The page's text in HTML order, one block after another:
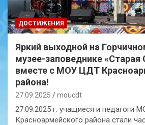
ДОСТИЖЕНИЯ
Яркий выходной на
музее-заповеднике «Старая
вместе с МОУ ЦДТ
района!
27.09.2025 moucdt
27.09.2025 г. учащиеся и педагоги
Красноармейского района стали